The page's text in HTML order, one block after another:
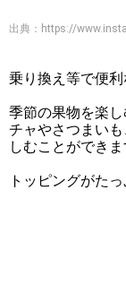
出典： https://
乗り換え等で便
季節の果物を楽
チャやさつまい
しむことができ
トッピングがた